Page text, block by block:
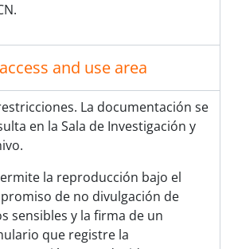
and use area
La documentación se
en la Sala de Investigación y
la reproducción bajo el
de no divulgación de
sensibles y la firma de un
que registre la